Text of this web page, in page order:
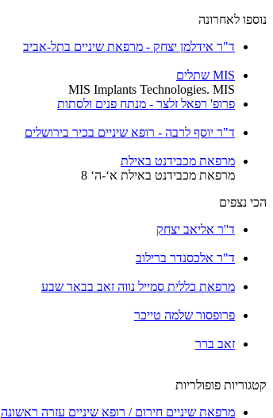
נוספו לאחרונה
ד"ר אידלמן יצחק - מרפאת שיניים בתל-אביב
MIS שתלים
MIS Implants Technologies. MIS
פרופ' רפאל זלצר - מנתח פנים ולסתות
ד"ר יוסף לרבה - רופא שיניים בכיר בירושלים
מרפאת מכבידנט באילת
מרפאת מכבידנט באילת א‘-ה‘ 8
הכי נצפים
ד''ר אליאב יצחק
ד"ר אלכסנדר ברילוב
מרפאת כללית סמייל נווה זאב בבאר שבע
פרופסור שלמה טייכר
זאב ברר
קטגוריות פופולריות
מרפאת שיניים חירום / רופא שיניים עזרה ראשונה